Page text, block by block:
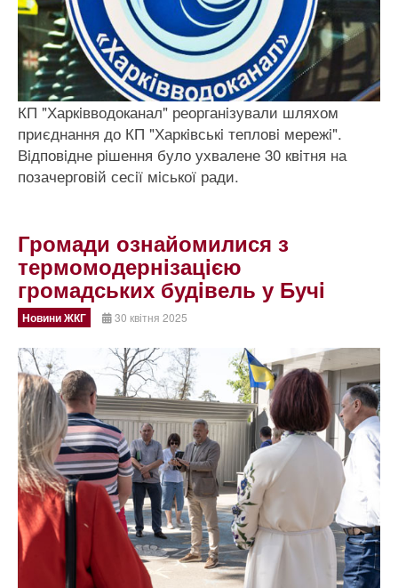
КП "Харкiвводоканал" реорганiзували шляхом
приєднання до КП "Харкiвськi тепловi мережi".
Вiдповiдне рiшення було ухвалене 30 квiтня на
позачерговiй сесiї мiської ради.
Громади ознайомилися з
термомодернiзацiєю
громадських будiвель у Бучi
Новини ЖКГ 30 квітня 2025